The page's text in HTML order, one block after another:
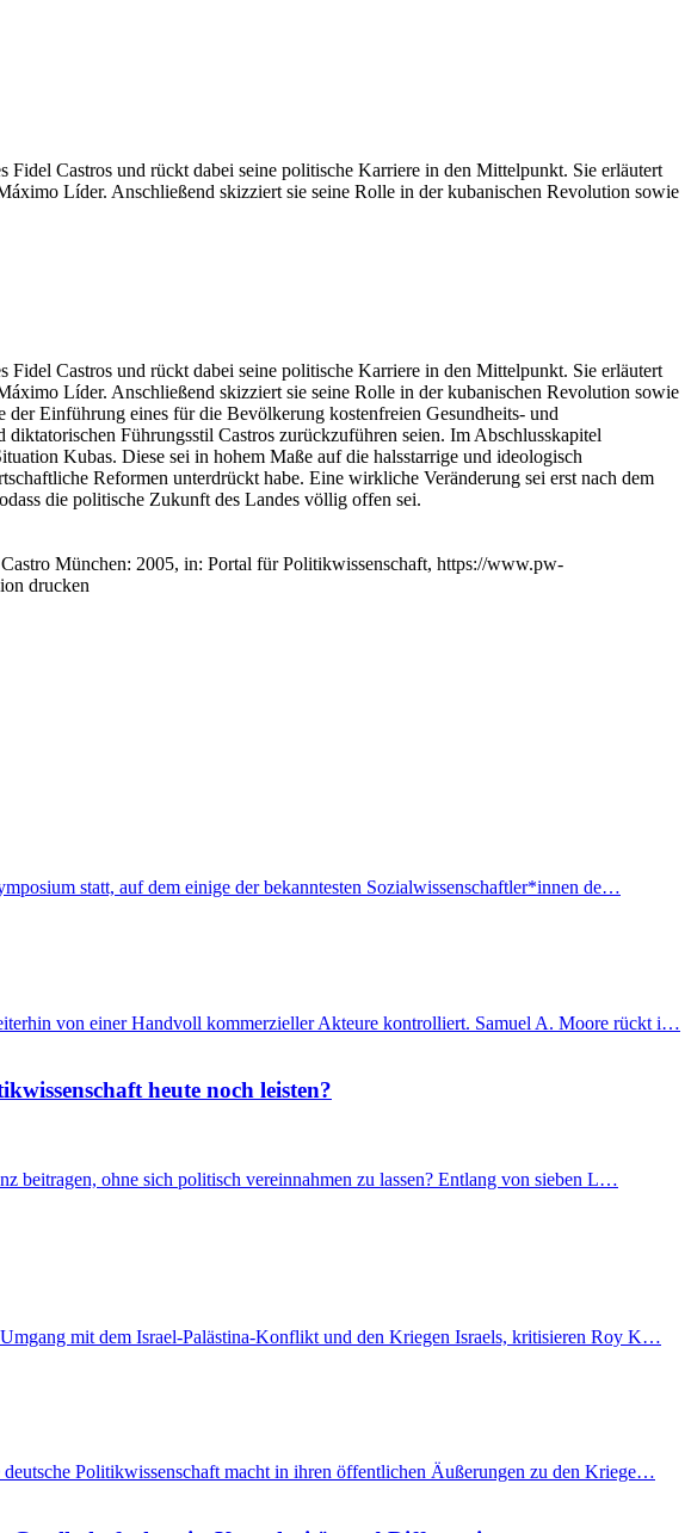
Castros und rückt dabei seine politische Karriere in den Mittelpunkt. Sie erläutert
Líder. Anschließend skizziert sie seine Rolle in der kubanischen Revolution sowie
Castros und rückt dabei seine politische Karriere in den Mittelpunkt. Sie erläutert
Líder. Anschließend skizziert sie seine Rolle in der kubanischen Revolution sowie
Einführung eines für die Bevölkerung kostenfreien Gesundheits- und
Führungsstil Castros zurückzuführen seien. Im Abschlusskapitel
Kubas. Diese sei in hohem Maße auf die halsstarrige und ideologisch
Reformen unterdrückt habe. Eine wirkliche Veränderung sei erst nach dem
die politische Zukunft des Landes völlig offen sei.
München: 2005, in: Portal für Politikwissenschaft, https://www.pw-
drucken
statt, auf dem einige der bekanntesten Sozialwissenschaftler*innen de…
von einer Handvoll kommerzieller Akteure kontrolliert. Samuel A. Moore rückt i…
heute noch leisten?
beitragen, ohne sich politisch vereinnahmen zu lassen? Entlang von sieben L…
mit dem Israel-Palästina-Konflikt und den Kriegen Israels, kritisieren Roy K…
Politikwissenschaft macht in ihren öffentlichen Äußerungen zu den Kriege…